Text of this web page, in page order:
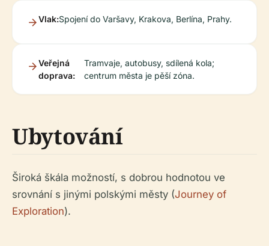
Vlak:Spojení do Varšavy, Krakova, Berlína, Prahy.
Veřejná
doprava:
Tramvaje, autobusy, sdílená kola;
centrum města je pěší zóna.
Ubytování
Široká škála možností, s dobrou hodnotou ve
srovnání s jinými polskými městy (Journey of
Exploration).